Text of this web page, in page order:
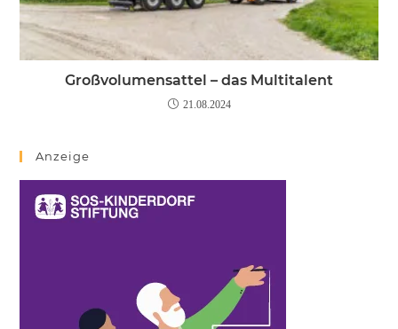
Großvolumensattel – das Multitalent
21.08.2024
Anzeige